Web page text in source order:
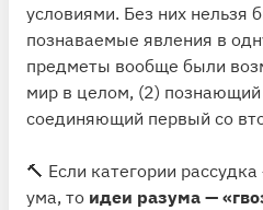
условиями. Без них нельзя
познаваемые явления в
предметы вообще были
мир в целом, (2) познающий
соединяющий первый со
🔨 Если категории
ума, то идеи разума —